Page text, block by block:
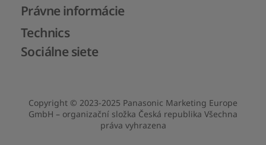
Právne informácie
Technics
Sociálne siete
Copyright © 2023-2025 Panasonic Marketing Europe
GmbH – organizační složka Česká republika Všechna
práva vyhrazena